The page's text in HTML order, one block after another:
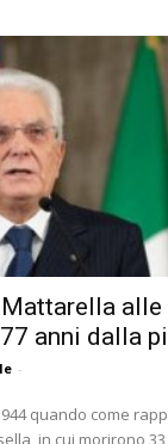
alle
anni dalla
-
quando come
in cui morirono